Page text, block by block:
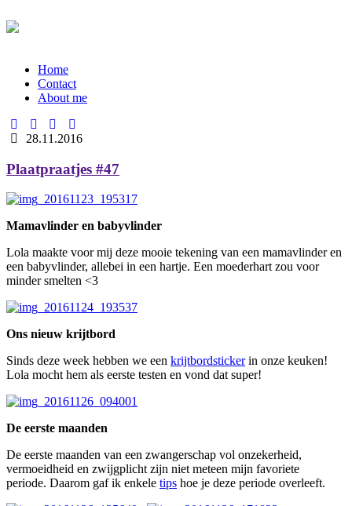
Home
Contact
About me
28.11.2016
Plaatpraatjes #47
Mamavlinder en babyvlinder
Lola maakte voor mij deze mooie tekening van een mamavlinder en
een babyvlinder, allebei in een hartje. Een moederhart zou voor
minder smelten <3
Ons nieuw krijtbord
Sinds deze week hebben we een krijtbordstickerin onze keuken!
Lola mocht hem als eerste testen en vond dat super!
De eerste maanden
De eerste maanden van een zwangerschap vol onzekerheid,
vermoeidheid en zwijgplicht zijn niet meteen mijn favoriete
periode. Daarom gaf ik enkele tips hoe je deze periode overleeft.